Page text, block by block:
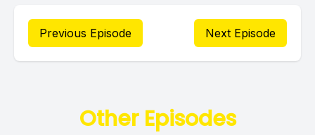
Previous Episode Next Episode
Other Episodes